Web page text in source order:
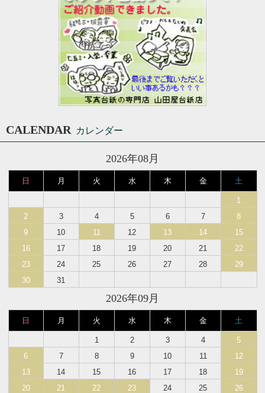
CALENDAR カレンダー
2026年08月
日 月 火 水 木 金 土
1
2
3 4 5 6 7
8
9
10 11 12 13 14
15
16
17 18 19 20 21
22
23
24 25 26 27 28
29
30
31
2026年09月
日 月 火 水 木 金 土
1 2 3 4
5
6
7 8 9 10 11
12
13
14 15 16 17 18
19
20
21 22 23 24 25 26